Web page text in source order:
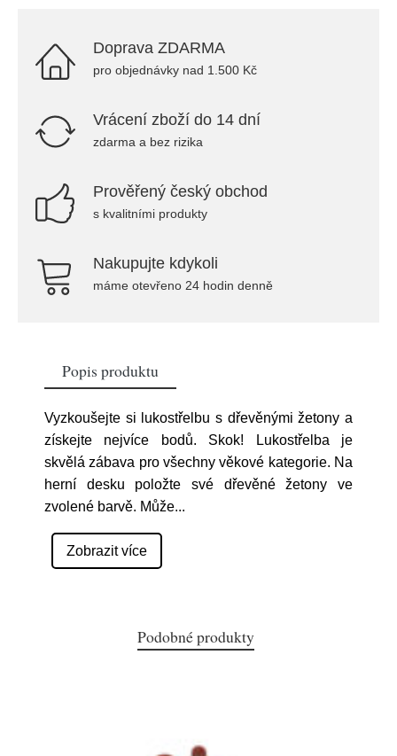
Doprava ZDARMA
pro objednávky nad 1.500 Kč
Vrácení zboží do 14 dní
zdarma a bez rizika
Prověřený český obchod
s kvalitními produkty
Nakupujte kdykoli
máme otevřeno 24 hodin denně
Popis produktu
Vyzkoušejte si lukostřelbu s dřevěnými žetony a
získejte nejvíce bodů. Skok! Lukostřelba je
skvělá zábava pro všechny věkové kategorie. Na
herní desku položte své dřevěné žetony ve
zvolené barvě. Může...
Zobrazit více
Podobné produkty